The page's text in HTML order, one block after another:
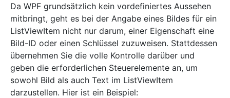
Da WPF grundsätzlich kein vordefiniertes Aussehen
mitbringt, geht es bei der Angabe eines Bildes für ein
ListViewItem nicht nur darum, einer Eigenschaft eine
Bild-ID oder einen Schlüssel zuzuweisen. Stattdessen
übernehmen Sie die volle Kontrolle darüber und
geben die erforderlichen Steuerelemente an, um
sowohl Bild als auch Text im ListViewItem
darzustellen. Hier ist ein Beispiel: